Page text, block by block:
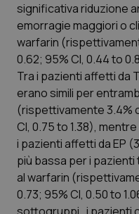
Psoriasi & pelle
Quotidiano
Quotidiano
Quotidiano
Quotidiano
Rene &
significativa riduzione
emorragie maggiori o
warfarin
0.62; 95% CI, 0.44 to
Tra i pazienti affetti da
erano simili per
(rispettivamente 3.4%
CI, 0.75 to 1.38),
i pazienti affetti da EP
più bassa per i
al warfarin
0.73; 95% CI, 0.50 to